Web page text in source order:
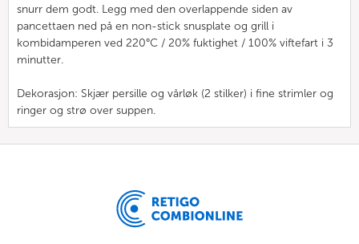
snurr dem godt. Legg med den overlappende siden av
pancettaen ned på en non-stick snusplate og grill i
kombidamperen ved 220°C / 20% fuktighet / 100% viftefart i 3
minutter.
Dekorasjon: Skjær persille og vårløk (2 stilker) i fine strimler og
ringer og strø over suppen.